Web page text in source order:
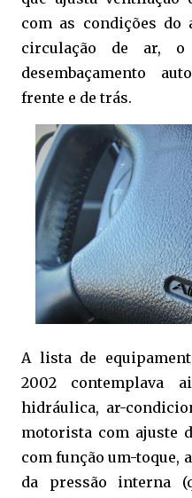
com as condições do
circulação de ar,
desembaçamento
frente e de trás.
A lista de
2002 contemplava
hidráulica, ar-
motorista com ajuste
com função um-toque,
da pressão interna